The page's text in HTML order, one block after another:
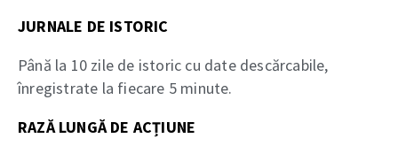
JURNALE DE ISTORIC
Până la 10 zile de istoric cu date descărcabile,
înregistrate la fiecare 5 minute.
RAZĂ LUNGĂ DE ACȚIUNE